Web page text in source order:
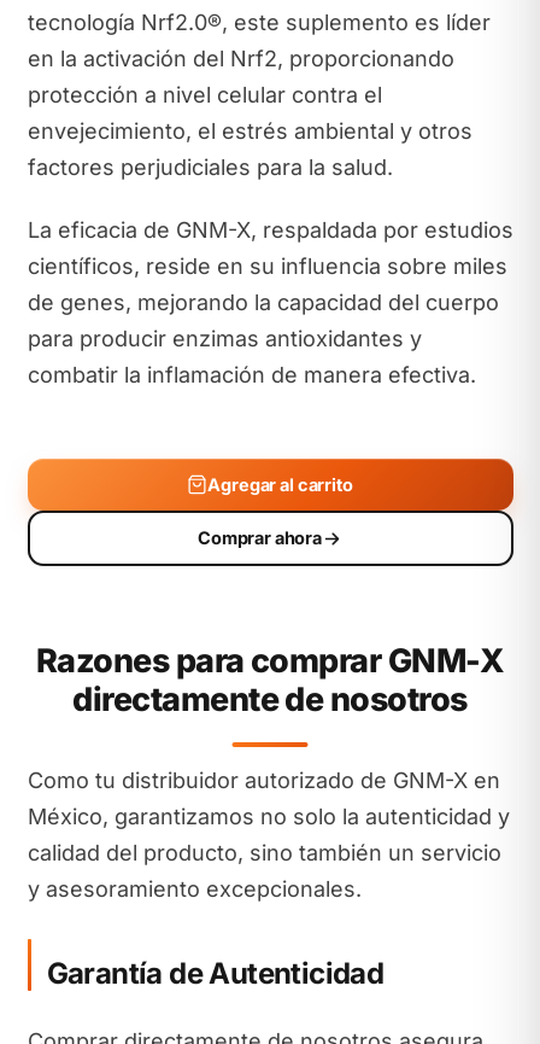
tecnología Nrf2.0®, este suplemento es líder
en la activación del Nrf2, proporcionando
protección a nivel celular contra el
envejecimiento, el estrés ambiental y otros
factores perjudiciales para la salud.
La eficacia de GNM-X, respaldada por estudios
científicos, reside en su influencia sobre miles
de genes, mejorando la capacidad del cuerpo
para producir enzimas antioxidantes y
combatir la inflamación de manera efectiva.
Agregar al carrito
Comprar ahora
Razones para comprar GNM-X
directamente de nosotros
Como tu distribuidor autorizado de GNM-X en
México, garantizamos no solo la autenticidad y
calidad del producto, sino también un servicio
y asesoramiento excepcionales.
Garantía de Autenticidad